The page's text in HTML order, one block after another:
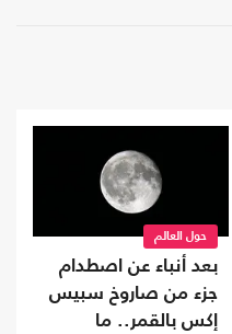
حول العالم
بعد أنباء عن اصطدام
جزء من صاروخ سبيس
إكس بالقمر.. ما